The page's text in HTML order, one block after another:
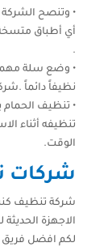
• وتنصح
أي أطباق
.
• وضع سلة
نظيفاً دائماً
• تنظيف
تنظيفه أثناء
الوقت.
شركات
شركة تنظيف كنب
الاجهزة
لكم افضل